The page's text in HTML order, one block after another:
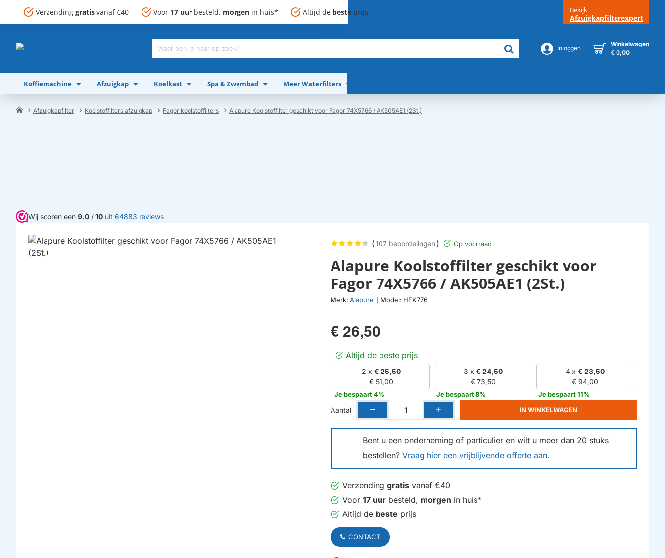
Verzending gratis vanaf €40 Voor 17 uur besteld, morgen in huis* Altijd de beste prijs Bekijk
Afzuigkapfilterexpert
Waar
je
naar
op
Inloggen
Winkelwagen
€ 0,00
Koffiemachine Afzuigkap Koelkast Spa & Zwembad Meer Waterfilters
Afzuigkapfilter Koolstoffilters afzuigkap Fagor koolstoffilters Alapure Koolstoffilter geschikt voor Fagor 74X5766 / AK505AE1 (2St.)
Wij scoren een 9.0 / 10 uit 64883 reviews
Alapure Koolstoffilter geschikt voor
Fagor 74X5766 / AK505AE1 (2St.)
Merk: Alapure Model: HFK776
(107 beoordelingen) Op voorraad
€ 26,50
Altijd de beste prijs
2 x€ 25,50
€ 51,00
Je bespaart 4%
3 x € 24,50
€ 73,50
Je bespaart 8%
4 x € 23,50
€ 94,00
Je bespaart 11%
Bent u een onderneming of particulier en wilt u meer dan 20 stuks
bestellen? Vraag hier een vrijblijvende offerte aan.
Aantal IN WINKELWAGEN
Verzending gratis vanaf €40
Voor 17 uur besteld, morgen in huis*
Altijd de beste prijs
CONTACT